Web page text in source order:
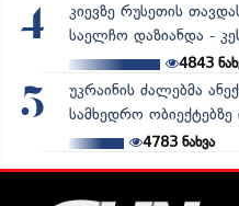
4
კიევზე რუსეთის
საელჩო დაზიანდა -
4843
5
უკრაინის ძალებმა
სამხედრო ობიექტებზე
4783ნახვა